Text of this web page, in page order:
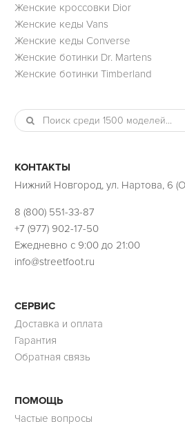
Женские кроссовки Dior
Женские кеды Vans
Женские кеды Converse
Женские ботинки Dr. Martens
Женские ботинки Timberland
КОНТАКТЫ
Нижний Новгород, ул. Нартова, 6
8 (800) 551-33-87
+7 (977) 902-17-50
Ежедневно с 9:00 до 21:00
info@streetfoot.ru
СЕРВИС
Доставка и оплата
Гарантия
Обратная связь
ПОМОЩЬ
Частые вопросы